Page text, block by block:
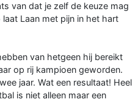
van dat je zelf de keuze mag
Laan met pijn in het hart
van hetgeen hij bereikt
op rij kampioen geworden.
jaar. Wat een resultaat! Heel
is niet alleen maar een